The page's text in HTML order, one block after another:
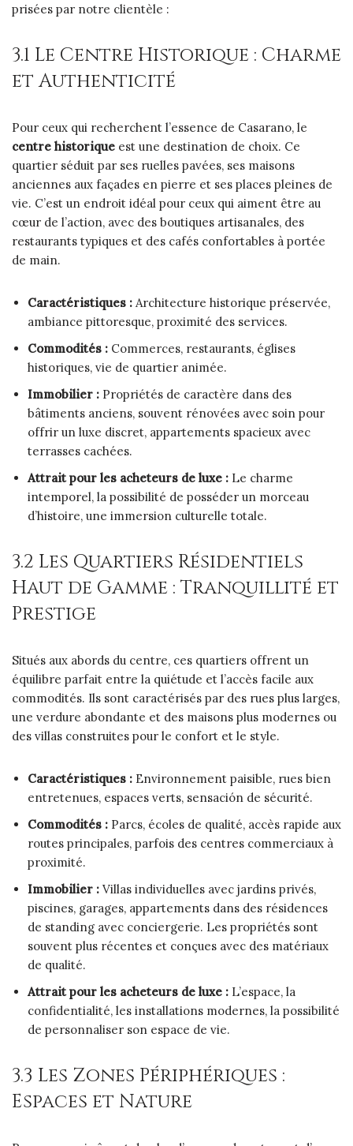
prisées par notre clientèle :
3.1 Le Centre Historique : Charme
et Authenticité
Pour ceux qui recherchent l’essence de Casarano, le
centre historique est une destination de choix. Ce
quartier séduit par ses ruelles pavées, ses maisons
anciennes aux façades en pierre et ses places pleines de
vie. C’est un endroit idéal pour ceux qui aiment être au
cœur de l’action, avec des boutiques artisanales, des
restaurants typiques et des cafés confortables à portée
de main.
Caractéristiques : Architecture historique préservée,
ambiance pittoresque, proximité des services.
Commodités : Commerces, restaurants, églises
historiques, vie de quartier animée.
Immobilier : Propriétés de caractère dans des
bâtiments anciens, souvent rénovées avec soin pour
offrir un luxe discret, appartements spacieux avec
terrasses cachées.
Attrait pour les acheteurs de luxe : Le charme
intemporel, la possibilité de posséder un morceau
d’histoire, une immersion culturelle totale.
3.2 Les Quartiers Résidentiels
Haut de Gamme : Tranquillité et
Prestige
Situés aux abords du centre, ces quartiers offrent un
équilibre parfait entre la quiétude et l’accès facile aux
commodités. Ils sont caractérisés par des rues plus larges,
une verdure abondante et des maisons plus modernes ou
des villas construites pour le confort et le style.
Caractéristiques : Environnement paisible, rues bien
entretenues, espaces verts, sensación de sécurité.
Commodités : Parcs, écoles de qualité, accès rapide aux
routes principales, parfois des centres commerciaux à
proximité.
Immobilier : Villas individuelles avec jardins privés,
piscines, garages, appartements dans des résidences
de standing avec conciergerie. Les propriétés sont
souvent plus récentes et conçues avec des matériaux
de qualité.
Attrait pour les acheteurs de luxe : L’espace, la
confidentialité, les installations modernes, la possibilité
de personnaliser son espace de vie.
3.3 Les Zones Périphériques :
Espaces et Nature